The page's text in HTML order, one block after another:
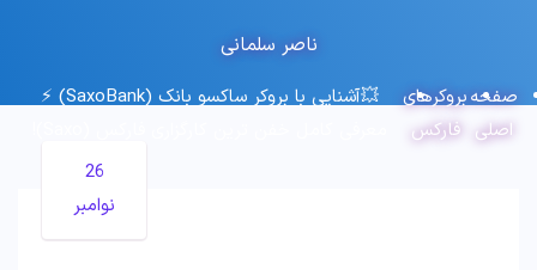
ناصر سلمانی
صفحه
اصلی
بروکرهای
فارکس
💥آشنایی با بروکر ساکسو بانک (SaxoBank) ⚡️
26
نوامبر